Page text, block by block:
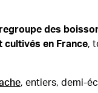
des
cultivés en France,
, entiers, demi-